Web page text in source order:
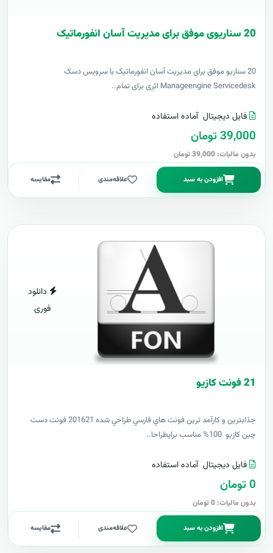
20 سناریوی موفق برای مدیریت آسان انفورماتیک
20 سناریو موفق برای مدیریت آسان انفورماتیک با سرویس دسک
Manageengine Servicedesk اثری برای تمام..
فایل دیجیتال آماده استفاده
39,000 تومان
بدون مالیات: 39,000 تومان
افزودن به سبد علاقه‌مندی مقایسه
دانلود
فوری
21 فونت کازيو
جذابترين و کارآمد ترين فونت هاي فارسي طراحي شده 201621 فونت دست
چين کازيو 100% مناسب برايطراحا..
فایل دیجیتال آماده استفاده
0 تومان
بدون مالیات: 0 تومان
افزودن به سبد علاقه‌مندی مقایسه